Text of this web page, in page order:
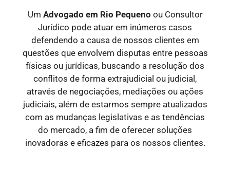
Um Advogado em Rio Pequeno ou Consultor
Jurídico pode atuar em inúmeros casos
defendendo a causa de nossos clientes em
questões que envolvem disputas entre pessoas
físicas ou jurídicas, buscando a resolução dos
conflitos de forma extrajudicial ou judicial,
através de negociações, mediações ou ações
judiciais, além de estarmos sempre atualizados
com as mudanças legislativas e as tendências
do mercado, a fim de oferecer soluções
inovadoras e eficazes para os nossos clientes.